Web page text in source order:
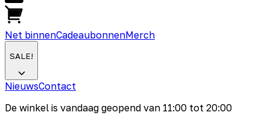
Net binnenCadeaubonnenMerch
SALE!
NieuwsContact
De winkel is vandaag geopend van 11:00 tot 20:00